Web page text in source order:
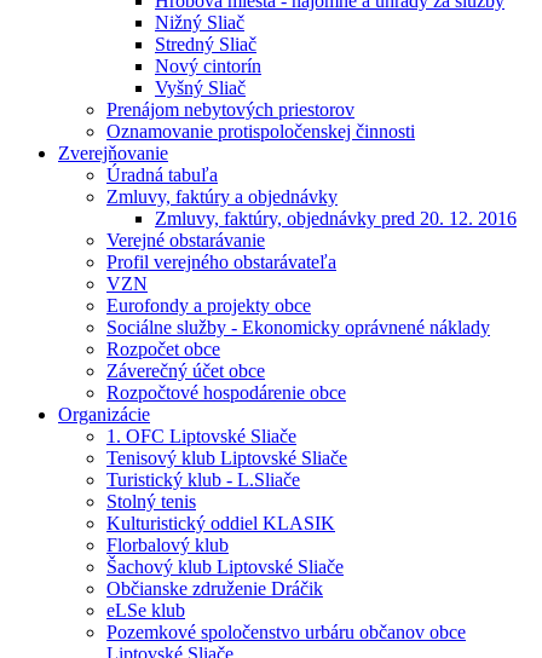
Nižný Sliač
Stredný Sliač
Nový cintorín
Vyšný Sliač
Prenájom nebytových priestorov
Oznamovanie protispoločenskej činnosti
Zverejňovanie
Úradná tabuľa
Zmluvy, faktúry a objednávky
Zmluvy, faktúry, objednávky pred 20. 12. 2016
Verejné obstarávanie
Profil verejného obstarávateľa
VZN
Eurofondy a projekty obce
Sociálne služby - Ekonomicky oprávnené náklady
Rozpočet obce
Záverečný účet obce
Rozpočtové hospodárenie obce
Organizácie
1. OFC Liptovské Sliače
Tenisový klub Liptovské Sliače
Turistický klub - L.Sliače
Stolný tenis
Kulturistický oddiel KLASIK
Florbalový klub
Šachový klub Liptovské Sliače
Občianske združenie Dráčik
eLSe klub
Pozemkové spoločenstvo urbáru občanov obce
Liptovské Sliače